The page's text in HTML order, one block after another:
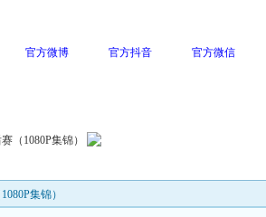
官方微博 官方抖音 官方微信
（1080P集锦）
集锦）